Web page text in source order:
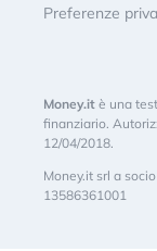
Preferenze
Money.it è una
finanziario.
12/04/2018.
Money.it srl a
13586361001